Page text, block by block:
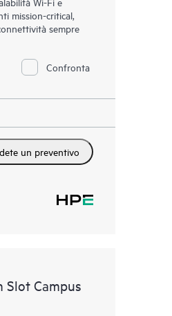
mission-critical,
sempre
Confronta
un preventivo
Slot Campus